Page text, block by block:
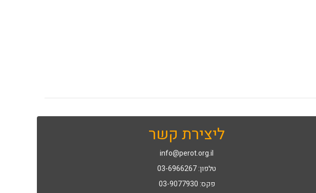
ליצירת קשר
info@perot.org.il
טלפון: 03-6966267
פקס: 03-9077930